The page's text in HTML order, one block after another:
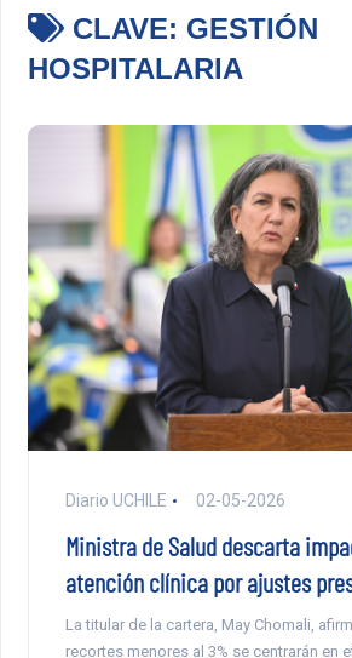
CLAVE: GESTIÓN
HOSPITALARIA
Diario UCHILE 02-05-2026
Ministra de Salud descarta
atención clínica por ajustes
La titular de la cartera, May Chomali,
recortes menores al 3% se centrarán en